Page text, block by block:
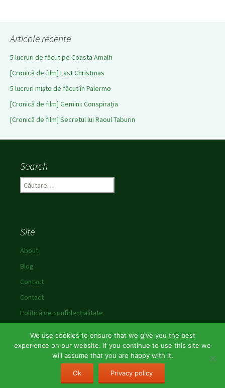
Articole recente
5 lucruri de făcut pe Coasta Amalfi
[Cronică de film] Last Christmas
5 lucruri mișto de făcut în Palermo
[Cronică de film] Gemini: Conspirația
[Cronică de film] Secretul lui Raoul Taburin
Search
a
d
ă
Site
About
Blog
Contact
Contact
Politică de confidențialitate
Politică de confidențialitate Propulsat de WordPress
We use cookies to ensure that we give you the best
experience on our website. If you continue to use this site we
will assume that you are happy with it.
Ok Privacy policy